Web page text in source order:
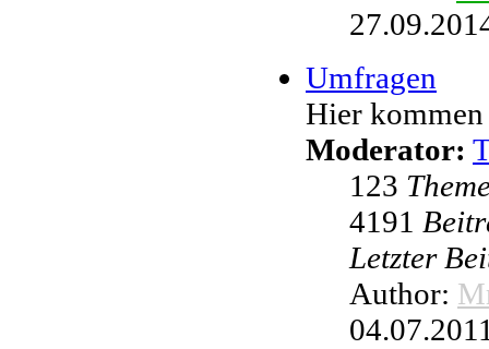
Umfragen
Hier
Moderator:
123
4191
Letzter
Author: